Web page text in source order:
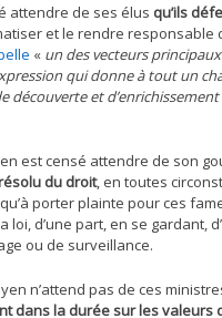
attendre de ses élus qu’ils
et le rendre responsable
« un des vecteurs
qui donne à tout un
découverte et
est censé attendre de son
du droit, en toutes
porter plainte pour ces
d’une part, en se gardant,
ou de surveillance.
n’attend pas de ces
dans la durée sur les valeurs